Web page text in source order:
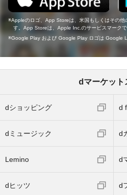
Appleのロゴ、App Storeは、米国もしくはその
す。App Storeは、Apple Inc.のサービスマークで
Google Play および Google Play ロゴは Google
dマーケット
dショッピング d
dミュージック d
Lemino d
dヒッツ d